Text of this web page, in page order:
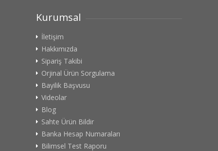
Kurumsal
İletişim
Hakkımızda
Sipariş Takibi
Orjinal Ürün Sorgulama
Bayilik Başvusu
Videolar
Blog
Sahte Ürün Bildir
Banka Hesap Numaraları
Bilimsel Test Raporu